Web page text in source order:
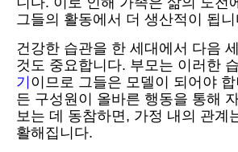
그들의 활동에서 더 생산적이 됩니
건강한 습관을 한 세대에서 다음
것도 중요합니다. 부모는 이러한
기 이므로 그들은 모델이 되어야
든 구성원이 올바른 행동을 통해
보는 데 동참하면, 가정 내의 관계
활해집니다.